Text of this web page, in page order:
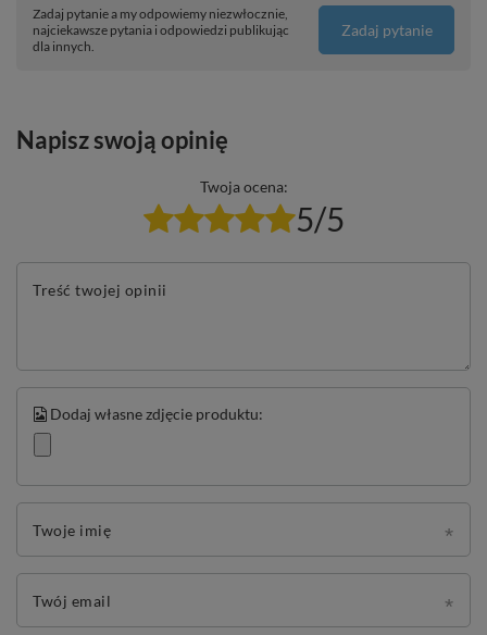
Zadaj pytanie a my odpowiemy niezwłocznie,
najciekawsze pytania i odpowiedzi publikując
dla innych.
Zadaj pytanie
Napisz swoją opinię
Twoja ocena:
5/5
Treść twojej opinii
Dodaj własne zdjęcie produktu:
Twoje imię
Twój email